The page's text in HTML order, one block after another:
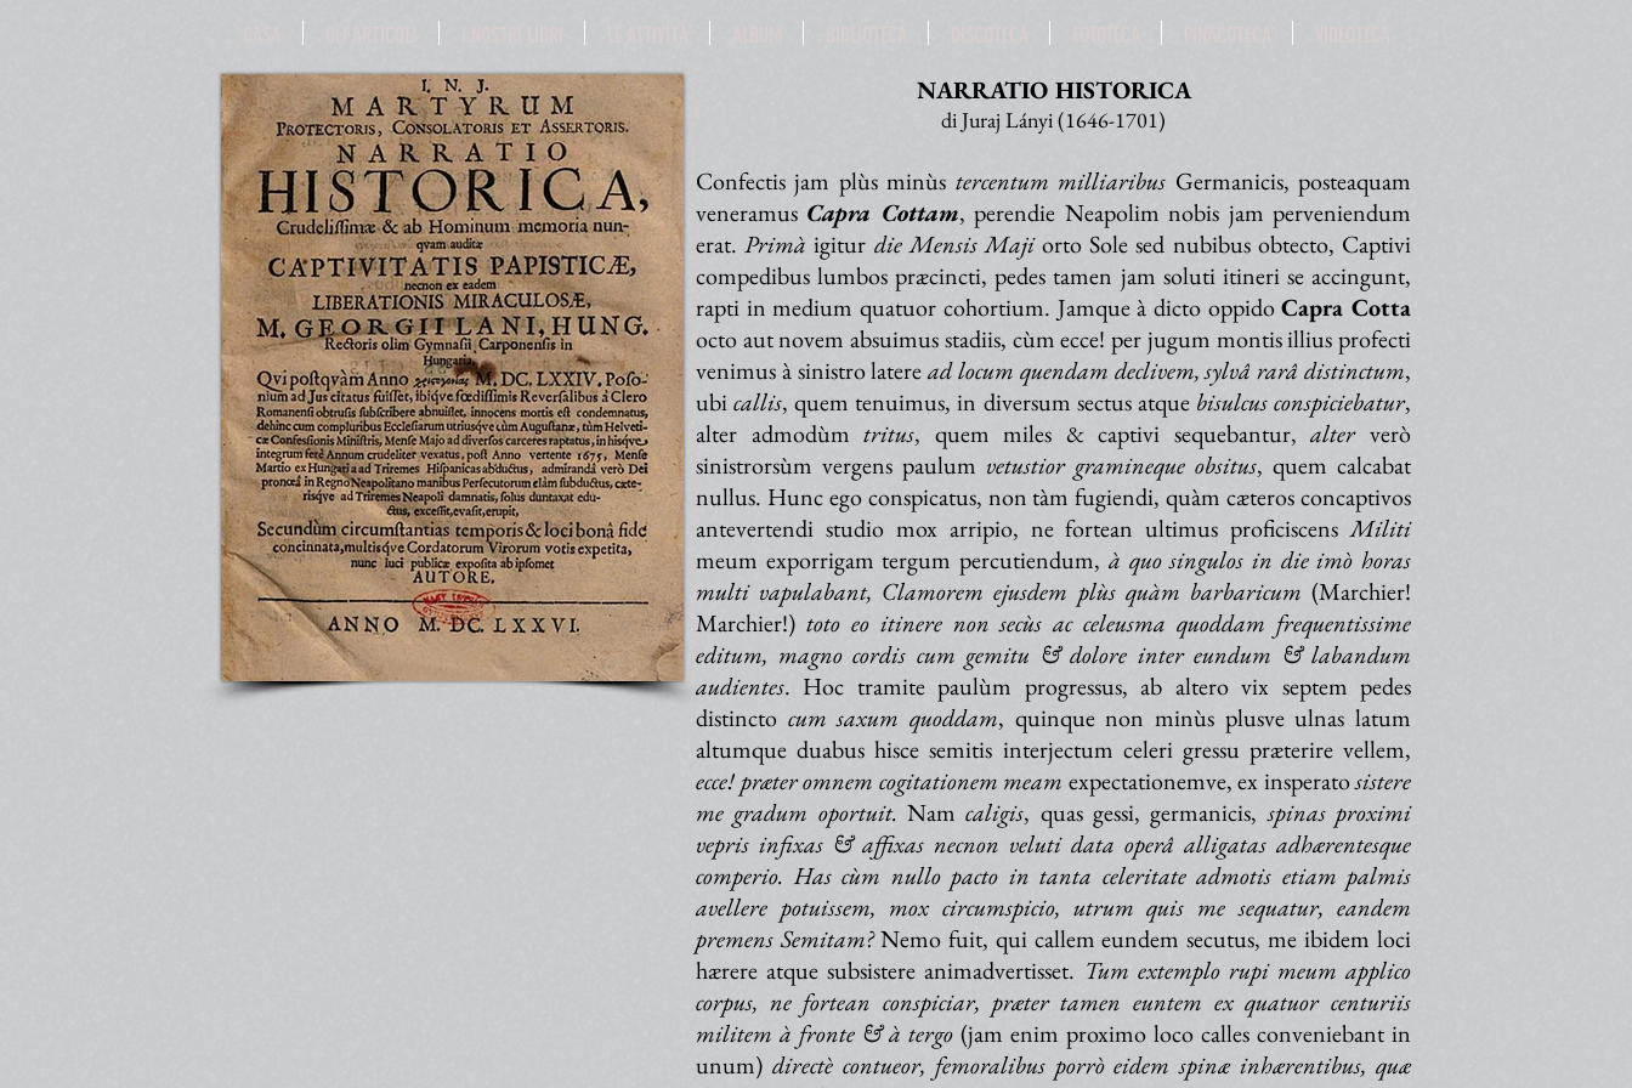
NARRATIO HISTORICA
di Juraj Lányi (1646-1701)
Confectis jam plùs minùs tercentum milliaribus Germanicis, posteaquam
veneramus Capra Cottam, perendie Neapolim nobis jam perveniendum
erat.Primàigitur die Mensis Majiorto Sole sed nubibus obtecto, Captivi
compedibus lumbos præcincti, pedes tamen jam soluti itineri se accingunt,
rapti in medium quatuor cohortium. Jamque à dicto oppidoCapra Cotta
octo aut novem absuimus stadiis, cùm ecce! per jugum montis illius profecti
venimus à sinistro lateread locum quendam declivem, sylvâ rarâ distinctum,
ubicallis, quem tenuimus, in diversum sectus atque bisulcus conspiciebatur,
alter admodùmtritus, quem miles & captivi sequebantur,alterverò
sinistrorsùm vergens paulum vetustior gramineque obsitus, quem calcabat
nullus. Hunc ego conspicatus, non tàm fugiendi, quàm cæteros concaptivos
antevertendi studio mox arripio, ne fortean ultimus proficiscensMiliti
meum exporrigam tergum percutiendum, à quo singulos in die imò horas
multi vapulabant, Clamorem ejusdem plùs quàm barbaricum (Marchier!
Marchier!) toto eo itinere non secùs ac celeusma quoddam frequentissime
editum, magno cordis cum gemitu & dolore inter eundum & labandum
audientes. Hoc tramite paulùm progressus, ab altero vix septem pedes
distincto cum saxum quoddam, quinque non minùs plusve ulnas latum
altumque duabus hisce semitis interjectum celeri gressu præterire vellem,
ecce! præter omnem cogitationem meam expectationemve, ex insperatosistere
me gradum oportuit. Namcaligis, quas gessi, germanicis,spinas proximi
vepris infixas & affixas necnon veluti data operâ alligatas adhærentesque
comperio. Has cùm nullo pacto in tanta celeritate admotis etiam palmis
avellere potuissem, mox circumspicio, utrum quis me sequatur, eandem
premens Semitam?Nemo fuit, qui callem eundem secutus, me ibidem loci
hærere atque subsistere animadvertisset. Tum extemplo rupi meum applico
corpus, ne fortean conspiciar, præter tamen euntem ex quatuor centuriis
militem à fronte & à tergo (jam enim proximo loco calles conveniebant in
unum) directè contueor, femoralibus porrò eidem spinæ inhærentibus, quæ